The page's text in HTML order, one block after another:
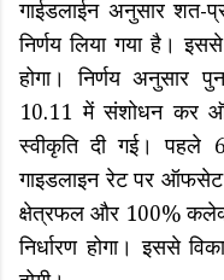
गाईडलाईन अनुसार शत-
निर्णय लिया गया है।
होगा। निर्णय अनुसार
10.11 में संशोधन कर
स्वीकृति दी गई।
गाइडलाइन रेट पर ऑफसेट
क्षेत्रफल और 100%
निर्धारण होगा। इससे